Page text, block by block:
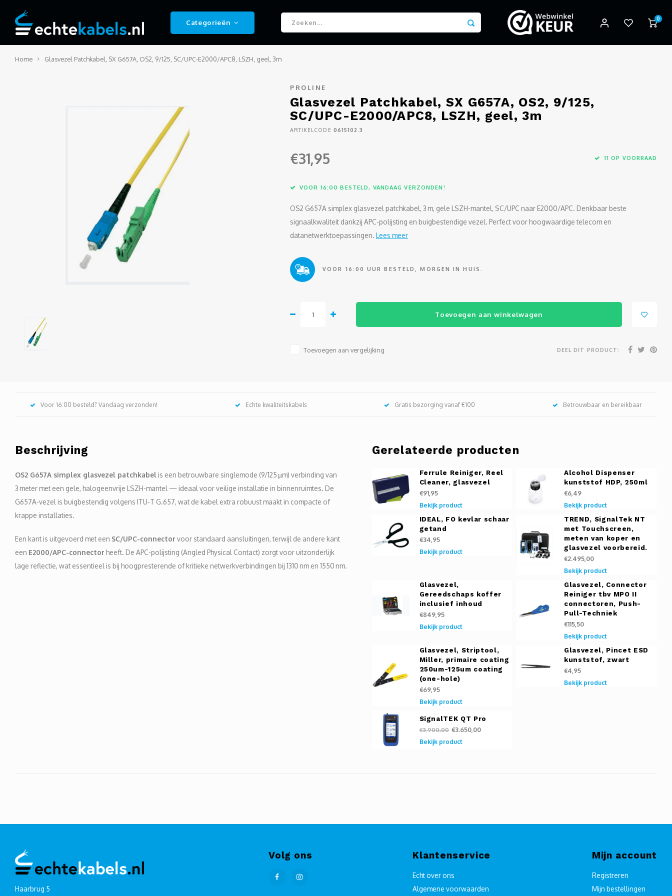
Categorieën 0
Home Glasvezel Patchkabel, SX G657A, OS2, 9/125, SC/UPC-E2000/APC8, LSZH, geel, 3m
PROLINE
Glasvezel Patchkabel, SX G657A, OS2, 9/125,
SC/UPC-E2000/APC8, LSZH, geel, 3m
ARTIKELCODE 0615102.3
€31,95 11 OP VOORRAAD
VOOR 16:00 BESTELD, VANDAAG VERZONDEN!
OS2 G657A simplex glasvezel patchkabel, 3 m, gele LSZH-mantel, SC/UPC naar E2000/APC. Denkbaar beste
signaalkwaliteit dankzij APC-polijsting en buigbestendige vezel. Perfect voor hoogwaardige telecom en
datanetwerktoepassingen. Lees meer
VOOR 16:00 UUR BESTELD, MORGEN IN HUIS.
Toevoegen aan winkelwagen
Toevoegen aan vergelijking DEEL DIT PRODUCT:
Voor 16:00 besteld? Vandaag verzonden! Echte kwaliteitskabels Gratis bezorging vanaf €100 Betrouwbaar en bereikbaar
Beschrijving
OS2 G657A simplex glasvezel patchkabel is een betrouwbare singlemode (9/125 µm) verbinding van
3 meter met een gele, halogeenvrije LSZH-mantel — ideaal voor veilige installatie in binnenruimtes. De
G657A-vezel is buigbestendig volgens ITU‑T G.657, wat de kabel extra robuust maakt in compacte of
krappe installaties.
Een kant is uitgevoerd met een SC/UPC-connector voor standaard aansluitingen, terwijl de andere kant
een E2000/APC-connector heeft. De APC-polijsting (Angled Physical Contact) zorgt voor uitzonderlijk
lage reflectie, wat essentieel is bij hoogpresterende of kritieke netwerkverbindingen bij 1310 nm en 1550 nm.
Gerelateerde producten
Ferrule Reiniger, Reel
Cleaner, glasvezel
€91,95
Bekijk product
Alcohol Dispenser
kunststof HDP, 250ml
€6,49
Bekijk product
IDEAL, FO kevlar schaar
getand
€34,95
Bekijk product
TREND, SignalTek NT
met Touchscreen,
meten van koper en
glasvezel voorbereid.
€2.495,00
Bekijk product
Glasvezel,
Gereedschaps koffer
inclusief inhoud
€849,95
Bekijk product
Glasvezel, Connector
Reiniger tbv MPO II
connectoren, Push-
Pull-Techniek
€115,50
Bekijk product
Glasvezel, Striptool,
Miller, primaire coating
250um-125um coating
(one-hole)
€69,95
Bekijk product
Glasvezel, Pincet ESD
kunststof, zwart
€4,95
Bekijk product
SignalTEK QT Pro
€3.900,00 €3.650,00
Bekijk product
Haarbrug 5
Volg ons Klantenservice
Echt over ons
Algemene voorwaarden
Mijn account
Registreren
Mijn bestellingen